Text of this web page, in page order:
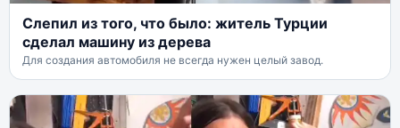
Слепил из того, что было: житель Турции
сделал машину из дерева
Для создания автомобиля не всегда нужен целый завод.